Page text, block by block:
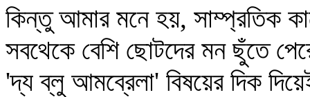
কিন্তু আমার মনে হয়, সাম্প্রতিক
সবথেকে বেশি ছোটদের মন ছুঁতে
'দ্য ব্লু আমব্রেলা' বিষয়ের দিক